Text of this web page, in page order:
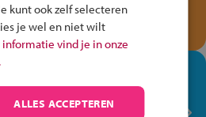
het Fiets Veilig Verkeersspel
een Cortina-fiets!
winkel ben je op je
kunt ook zelf selecteren
je wel en niet wilt
informatie vind je in onze
ALLES ACCEPTEREN